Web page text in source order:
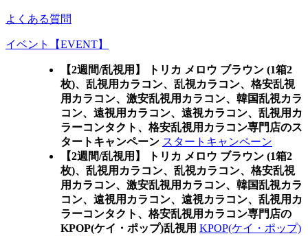
よくある質問
イベント【EVENT】
【2週間/乱視用】 トリカ メロウ ブラウン (1箱2
枚)、乱視用カラコン、乱視カラコン、格安乱視
用カラコン、激安乱視用カラコン、韓国乱視カラ
コン、遠視用カラコン、遠視カラコン、乱視用カ
ラーコンタクト、格安乱視用カラコン専門店のス
タートキャンペーン スタートキャンペーン
【2週間/乱視用】 トリカ メロウ ブラウン (1箱2
枚)、乱視用カラコン、乱視カラコン、格安乱視
用カラコン、激安乱視用カラコン、韓国乱視カラ
コン、遠視用カラコン、遠視カラコン、乱視用カ
ラーコンタクト、格安乱視用カラコン専門店の
KPOP(ケイ・ポップ)乱視用 KPOP(ケイ・ポップ)